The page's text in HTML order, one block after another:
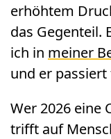
erhöhtem
das Gegenteil.
ich in meiner
und er
Wer 2026 eine
trifft auf